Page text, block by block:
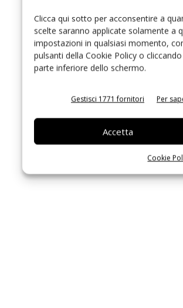
Clicca qui sotto per acconsentire a
scelte saranno applicate solamente a
impostazioni in qualsiasi momento,
pulsanti della Cookie Policy o
parte inferiore dello schermo.
Gestisci 1771 fornitori Per
Accetta
Cookie